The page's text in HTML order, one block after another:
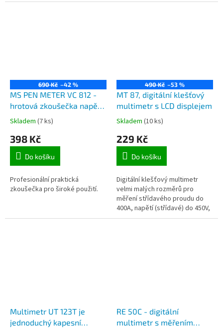
690 Kč –42 %
MS PEN METER VC 812 -
hrotová zkoušečka napětí
do 600V, osvětlení hrotu,
automatický režim
Skladem (7 ks)
398 Kč
Do košíku
Profesionální praktická
zkoušečka pro široké použití.
490 Kč –53 %
MT 87, digitální klešťový
multimetr s LCD displejem
Skladem (10 ks)
229 Kč
Do košíku
Digitální klešťový multimetr
velmi malých rozměrů pro
měření střídavého proudu do
400A, napětí (střídavé) do 450V,
(stejnosměrné) do 600V, odpor
Multimetr UT 123T je
jednoduchý kapesní
RE 50C - digitální
multimetr s měřením